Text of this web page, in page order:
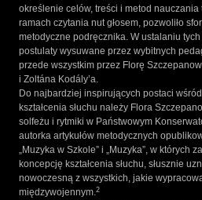
określenie celów, treści i metod
ramach czytania nut głosem, pozwoliło
metodyczne podręcznika. W ustalaniu
postulaty wysuwane przez wybitnych
przede wszystkim przez Florę
i Zoltána Kodály’a.
Do najbardziej inspirujących postaci
kształcenia słuchu należy Flora
solfeżu i rytmiki w Państwowym
autorka artykułów metodycznych
„Muzyka w Szkole” i „Muzyka”, w których
koncepcję kształcenia słuchu, słusznie
nowoczesną z wszystkich, jakie
międzywojennym.2